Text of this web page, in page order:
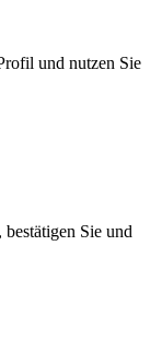
und nutzen Sie
Sie und